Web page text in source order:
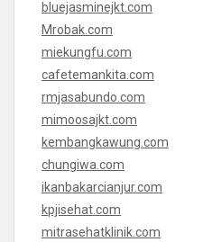
bluejasminejkt.com
Mrobak.com
miekungfu.com
cafetemankita.com
rmjasabundo.com
mimoosajkt.com
kembangkawung.com
chungiwa.com
ikanbakarcianjur.com
kpjisehat.com
mitrasehatklinik.com